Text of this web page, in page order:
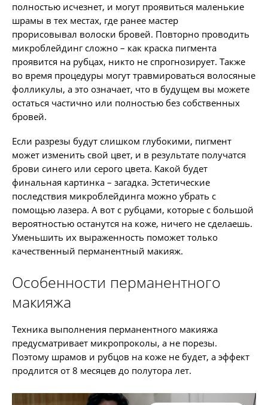
полностью исчезнет, и могут проявиться маленькие
шрамы в тех местах, где ранее мастер
прорисовывал волоски бровей. Повторно проводить
микроблейдинг сложно – как краска пигмента
проявится на рубцах, никто не спрогнозирует. Также
во время процедуры могут травмироваться волосяные
фолликулы, а это означает, что в будущем вы можете
остаться частично или полностью без собственных
бровей.
Если разрезы будут слишком глубокими, пигмент
может изменить свой цвет, и в результате получатся
брови синего или серого цвета. Какой будет
финальная картинка – загадка. Эстетические
последствия микроблейдинга можно убрать с
помощью лазера. А вот с рубцами, которые с большой
вероятностью останутся на коже, ничего не сделаешь.
Уменьшить их выраженность поможет только
качественный перманентный макияж.
Особенности перманентного
макияжа
Техника выполнения перманентного макияжа
предусматривает микропроколы, а не порезы.
Поэтому шрамов и рубцов на коже не будет, а эффект
продлится от 8 месяцев до полутора лет.